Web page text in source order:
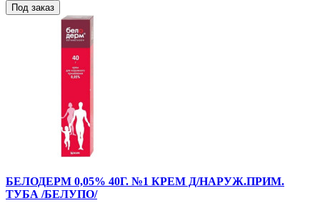
Под заказ
БЕЛОДЕРМ 0,05% 40Г. №1 КРЕМ Д/НАРУЖ.ПРИМ.
ТУБА /БЕЛУПО/